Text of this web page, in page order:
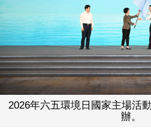
2026年六五環境日國家主場活
辦。